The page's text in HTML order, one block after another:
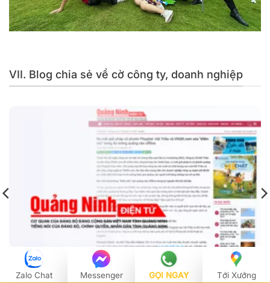
VII. Blog chia sẻ về cờ công ty, doanh nghiệp
(Báo Quảng Ninh) Ra mắt giải pháp cờ phướn Phygital:
Hải Triều và VNQR.com xóa “điểm mù” trong đo lường
Zalo Chat Messenger GỌI NGAY Tới Xưởng